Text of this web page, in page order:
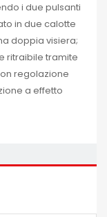
i due pulsanti
in due calotte
doppia visiera;
ritraibile tramite
regolazione
a effetto